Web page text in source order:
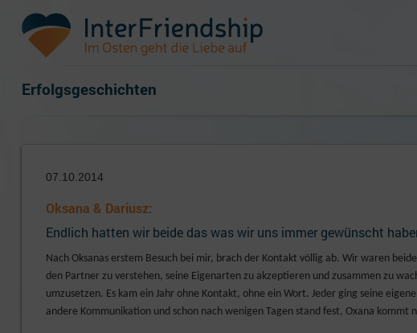
07.10.2014
Oksana & Dariusz:
Endlich hatten wir beide das was wir uns immer gewünscht
Nach Oksanas erstem Besuch bei mir, brach der Kontakt völlig ab. Wir waren
den Partner zu verstehen, seine Eigenarten zu akzeptieren und zusammen zu
umzusetzen. Es kam ein Jahr ohne Kontakt, ohne ein Wort. Jeder ging seine
andere Kommunikation und schon nach wenigen Tagen stand fest, Oxana kommt
Erfolgsgeschichten